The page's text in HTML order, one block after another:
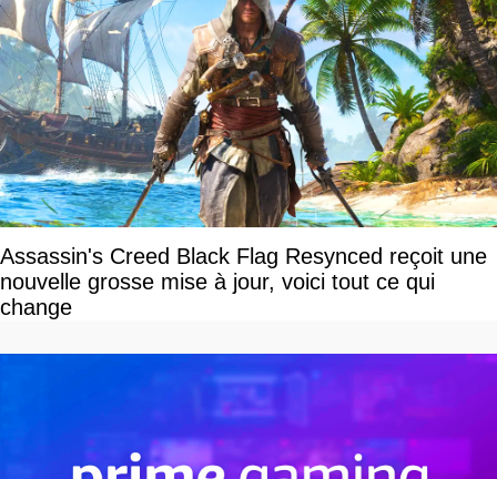
Assassin's Creed Black Flag Resynced reçoit une
nouvelle grosse mise à jour, voici tout ce qui
change